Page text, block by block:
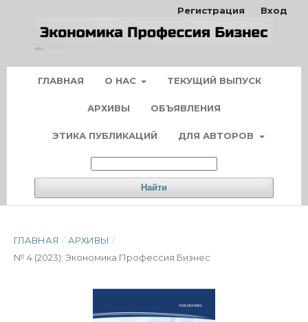
ГЛАВНАЯ О НАС ТЕКУЩИЙ ВЫПУСК
АРХИВЫ ОБЪЯВЛЕНИЯ
ЭТИКА ПУБЛИКАЦИЙ ДЛЯ АВТОРОВ
Найти
Регистрация Вход
ГЛАВНАЯ / АРХИВЫ /
№ 4 (2023): Экономика Профессия Бизнес